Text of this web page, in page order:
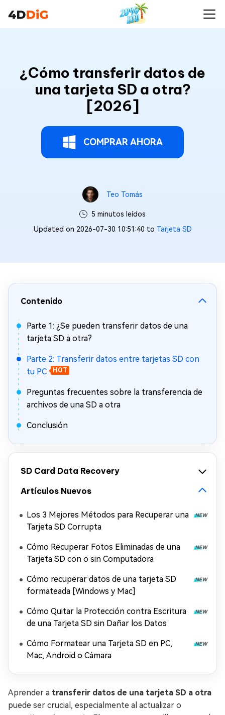
¿Cómo transferir datos de
una tarjeta SD a otra?
[2026]
COMPRAR AHORA
Teo Tomás
5 minutos leídos
Updated on 2026-07-30 10:51:40 to Tarjeta SD
Contenido
Parte 1: ¿Se pueden transferir datos de una
tarjeta SD a otra?
Parte 2: Transferir datos entre tarjetas SD con
tu PC
HOT
Preguntas frecuentes sobre la transferencia de
archivos de una SD a otra
Conclusión
SD Card Data Recovery
Artículos Nuevos
Los 3 Mejores Métodos para Recuperar una
Tarjeta SD Corrupta
Cómo Recuperar Fotos Eliminadas de una
Tarjeta SD con o sin Computadora
Cómo recuperar datos de una tarjeta SD
formateada [Windows y Mac]
Cómo Quitar la Protección contra Escritura
de una Tarjeta SD sin Dañar los Datos
Cómo Formatear una Tarjeta SD en PC,
Mac, Android o Cámara
Aprender a transferir datos de una tarjeta SD a otra
puede ser crucial, especialmente al actualizar o